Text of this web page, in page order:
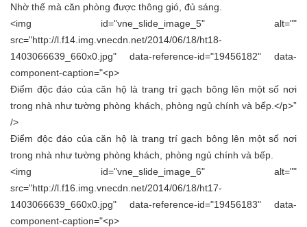
Nhờ thế mà căn phòng được thông gió, đủ sáng.
<img id="vne_slide_image_5" alt=""
src="http://l.f14.img.vnecdn.net/2014/06/18/ht18-
1403066639_660x0.jpg" data-reference-id="19456182" data-
component-caption="<p>
Điểm độc đáo của căn hộ là trang trí gạch bông lên một số nơi
trong nhà như tường phòng khách, phòng ngủ chính và bếp.</p>”
/>
Điểm độc đáo của căn hộ là trang trí gạch bông lên một số nơi
trong nhà như tường phòng khách, phòng ngủ chính và bếp.
<img id="vne_slide_image_6" alt=""
src="http://l.f16.img.vnecdn.net/2014/06/18/ht17-
1403066639_660x0.jpg" data-reference-id="19456183" data-
component-caption="<p>